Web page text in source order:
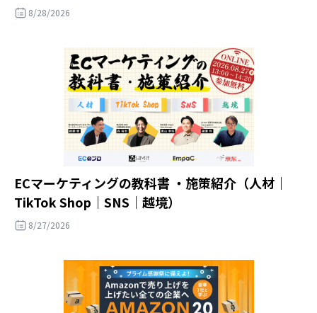
8/28/2026
ECマーケティングの教科書 ・施策紹介（人材｜
TikTok Shop｜SNS｜越境）
8/27/2026